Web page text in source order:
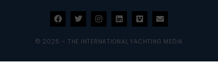
© 2025 – THE INTERNATIONAL YACHTING MEDIA